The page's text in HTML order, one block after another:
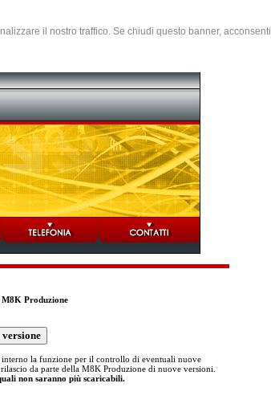
il nostro traffico. Se chiudi questo banner, acconsenti
Produzione
la funzione per il controllo di eventuali nuove
da parte della M8K Produzione di nuove versioni.
non saranno più scaricabili.